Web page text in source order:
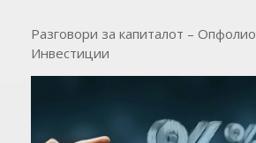
Разговори за капиталот – Опфолио
Инвестиции